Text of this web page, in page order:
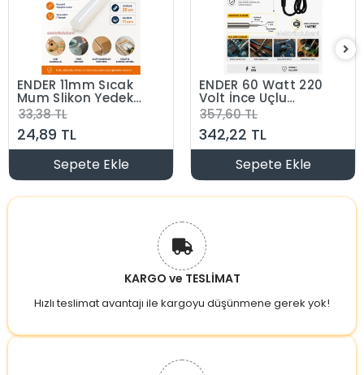
ENDER 11mm Sıcak
Mum Slikon Yedek
Slikon Çubuk
33,38 TL
24,89 TL
Sepete Ekle
ENDER 60 Watt 220
Volt İnce Uçlu
Kalem Havya 60W
357,60 TL
342,22 TL
Sepete Ekle
KARGO ve TESLİMAT
Hızlı teslimat avantajı ile kargoyu düşünmene gerek yok!